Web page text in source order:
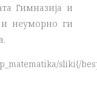
Гимназија и
и неуморно ги
sliki{/